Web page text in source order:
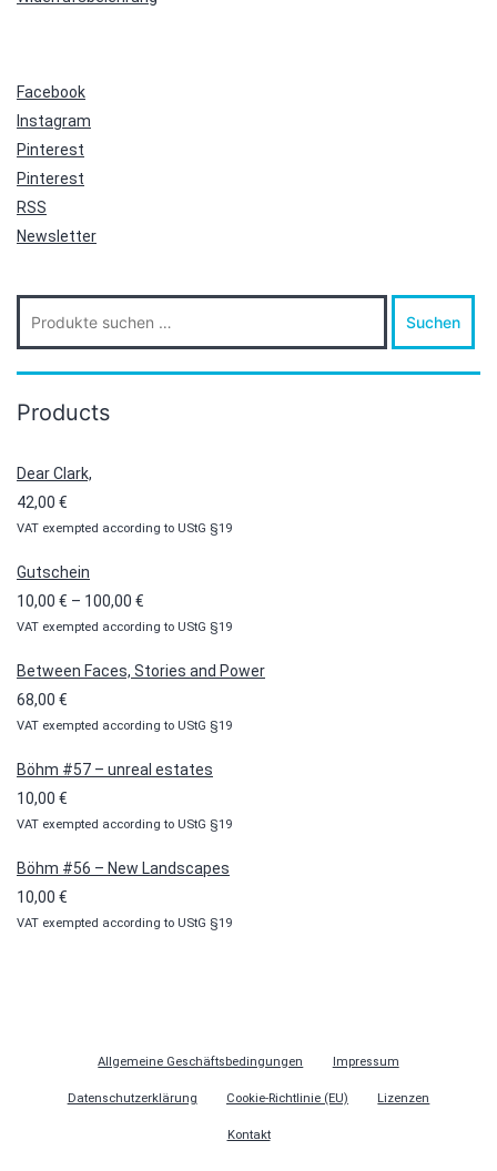
Facebook
Instagram
Pinterest
Pinterest
RSS
Newsletter
Suche
nach:
Suchen
Products
Dear Clark,
42,00 €
VAT exempted according to UStG §19
Gutschein
10,00 € – 100,00 €
10,00 €
VAT exempted according to UStG §19
Between Faces, Stories and Power
68,00 €
VAT exempted according to UStG §19
Böhm #57 – unreal estates
10,00 €
VAT exempted according to UStG §19
Böhm #56 – New Landscapes
10,00 €
VAT exempted according to UStG §19
Allgemeine Geschäftsbedingungen Impressum
Datenschutzerklärung Cookie-Richtlinie (EU) Lizenzen
Kontakt